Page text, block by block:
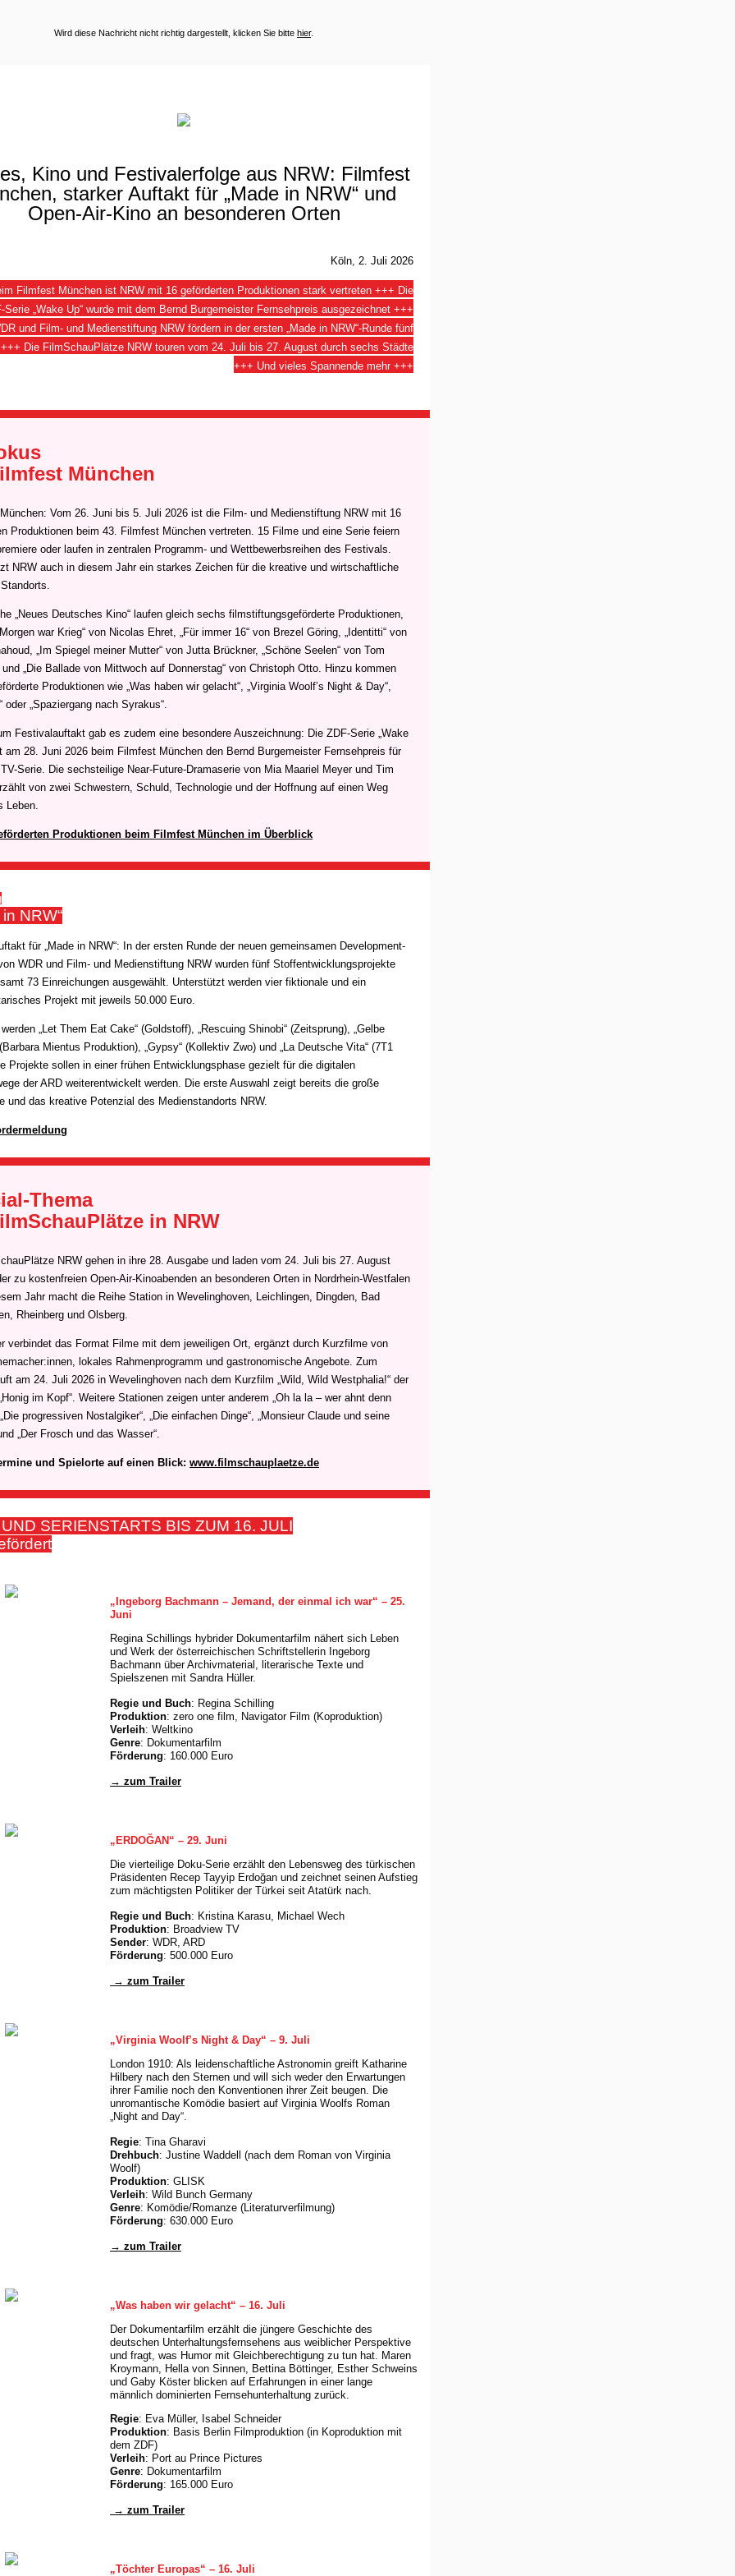
Wird diese Nachricht nicht richtig dargestellt, klicken Sie bitte hier.
Kino und Festivalerfolge aus NRW: Filmfest
starker Auftakt für „Made in NRW“ und
Open-Air-Kino an besonderen Orten
Köln, 2. Juli 2026
Filmfest München ist NRW mit 16 geförderten Produktionen stark vertreten +++ Die
Serie „Wake Up“ wurde mit dem Bernd Burgemeister Fernsehpreis ausgezeichnet +++
und Film- und Medienstiftung NRW fördern in der ersten „Made in NRW“-Runde fünf
Die FilmSchauPlätze NRW touren vom 24. Juli bis 27. August durch sechs Städte
+++ Und vieles Spannende mehr +++
München
Vom 26. Juni bis 5. Juli 2026 ist die Film- und Medienstiftung NRW mit 16
Produktionen beim 43. Filmfest München vertreten. 15 Filme und eine Serie feiern
oder laufen in zentralen Programm- und Wettbewerbsreihen des Festivals.
NRW auch in diesem Jahr ein starkes Zeichen für die kreative und wirtschaftliche
„Neues Deutsches Kino“ laufen gleich sechs filmstiftungsgeförderte Produktionen,
war Krieg“ von Nicolas Ehret, „Für immer 16“ von Brezel Göring, „Identitti“ von
„Im Spiegel meiner Mutter“ von Jutta Brückner, „Schöne Seelen“ von Tom
„Die Ballade von Mittwoch auf Donnerstag“ von Christoph Otto. Hinzu kommen
Produktionen wie „Was haben wir gelacht“, „Virginia Woolf’s Night & Day“,
oder „Spaziergang nach Syrakus“.
Festivalauftakt gab es zudem eine besondere Auszeichnung: Die ZDF-Serie „Wake
am 28. Juni 2026 beim Filmfest München den Bernd Burgemeister Fernsehpreis für
Serie. Die sechsteilige Near-Future-Dramaserie von Mia Maariel Meyer und Tim
von zwei Schwestern, Schuld, Technologie und der Hoffnung auf einen Weg
Leben.
Produktionen beim Filmfest München im Überblick
NRW“
für „Made in NRW“: In der ersten Runde der neuen gemeinsamen Development-
WDR und Film- und Medienstiftung NRW wurden fünf Stoffentwicklungsprojekte
73 Einreichungen ausgewählt. Unterstützt werden vier fiktionale und ein
Projekt mit jeweils 50.000 Euro.
„Let Them Eat Cake“ (Goldstoff), „Rescuing Shinobi“ (Zeitsprung), „Gelbe
Mientus Produktion), „Gypsy“ (Kollektiv Zwo) und „La Deutsche Vita“ (7T1
Projekte sollen in einer frühen Entwicklungsphase gezielt für die digitalen
der ARD weiterentwickelt werden. Die erste Auswahl zeigt bereits die große
und das kreative Potenzial des Medienstandorts NRW.
Thema
in NRW
NRW gehen in ihre 28. Ausgabe und laden vom 24. Juli bis 27. August
zu kostenfreien Open-Air-Kinoabenden an besonderen Orten in Nordrhein-Westfalen
Jahr macht die Reihe Station in Wevelinghoven, Leichlingen, Dingden, Bad
Rheinberg und Olsberg.
verbindet das Format Filme mit dem jeweiligen Ort, ergänzt durch Kurzfilme von
lokales Rahmenprogramm und gastronomische Angebote. Zum
am 24. Juli 2026 in Wevelinghoven nach dem Kurzfilm „Wild, Wild Westphalia!“ der
im Kopf“. Weitere Stationen zeigen unter anderem „Oh la la – wer ahnt denn
progressiven Nostalgiker“, „Die einfachen Dinge“, „Monsieur Claude und seine
„Der Frosch und das Wasser“.
und Spielorte auf einen Blick: www.filmschauplaetze.de
SERIENSTARTS BIS ZUM 16. JULI
„Ingeborg Bachmann – Jemand, der einmal ich war“ – 25.
Juni
Regina Schillings hybrider Dokumentarfilm nähert sich Leben
und Werk der österreichischen Schriftstellerin Ingeborg
Bachmann über Archivmaterial, literarische Texte und
Spielszenen mit Sandra Hüller.
Regie und Buch: Regina Schilling
Produktion: zero one film, Navigator Film (Koproduktion)
Verleih: Weltkino
Genre: Dokumentarfilm
Förderung: 160.000 Euro
→ zum Trailer
„ERDOĞAN“ – 29. Juni
Die vierteilige Doku-Serie erzählt den Lebensweg des türkischen
Präsidenten Recep Tayyip Erdoğan und zeichnet seinen Aufstieg
zum mächtigsten Politiker der Türkei seit Atatürk nach.
Regie und Buch: Kristina Karasu, Michael Wech
Produktion: Broadview TV
Sender: WDR, ARD
Förderung: 500.000 Euro
→ zum Trailer
„Virginia Woolf’s Night & Day“ – 9. Juli
London 1910: Als leidenschaftliche Astronomin greift Katharine
Hilbery nach den Sternen und will sich weder den Erwartungen
ihrer Familie noch den Konventionen ihrer Zeit beugen. Die
unromantische Komödie basiert auf Virginia Woolfs Roman
„Night and Day“.
Regie: Tina Gharavi
Drehbuch: Justine Waddell (nach dem Roman von Virginia
Woolf)
Produktion: GLISK
Verleih: Wild Bunch Germany
Genre: Komödie/Romanze (Literaturverfilmung)
Förderung: 630.000 Euro
→ zum Trailer
„Was haben wir gelacht“ – 16. Juli
Der Dokumentarfilm erzählt die jüngere Geschichte des
deutschen Unterhaltungsfernsehens aus weiblicher Perspektive
und fragt, was Humor mit Gleichberechtigung zu tun hat. Maren
Kroymann, Hella von Sinnen, Bettina Böttinger, Esther Schweins
und Gaby Köster blicken auf Erfahrungen in einer lange
männlich dominierten Fernsehunterhaltung zurück.
Regie: Eva Müller, Isabel Schneider
Produktion: Basis Berlin Filmproduktion (in Koproduktion mit
dem ZDF)
Verleih: Port au Prince Pictures
Genre: Dokumentarfilm
Förderung: 165.000 Euro
→ zum Trailer
„Töchter Europas“ – 16. Juli